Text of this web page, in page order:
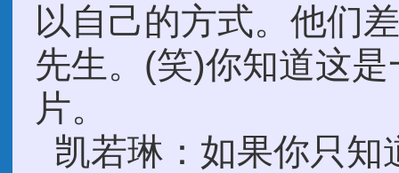
以自己的方式。他们
先生。(笑)你知道这
片。
凯若琳：如果你只知